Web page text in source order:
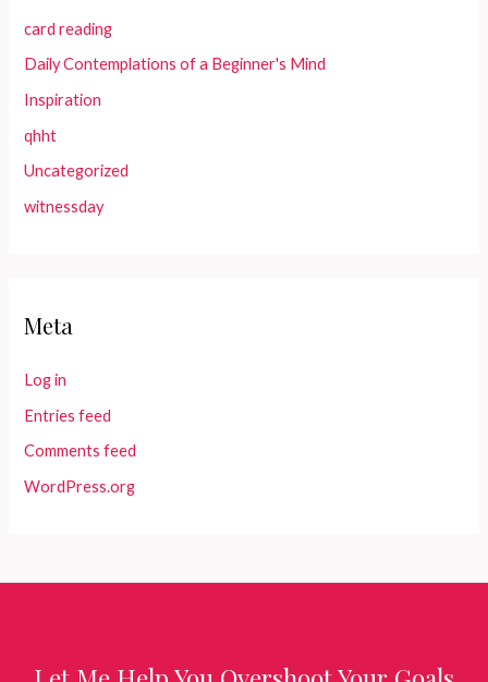
card reading
Daily Contemplations of a Beginner's Mind
Inspiration
qhht
Uncategorized
witnessday
Meta
Log in
Entries feed
Comments feed
WordPress.org